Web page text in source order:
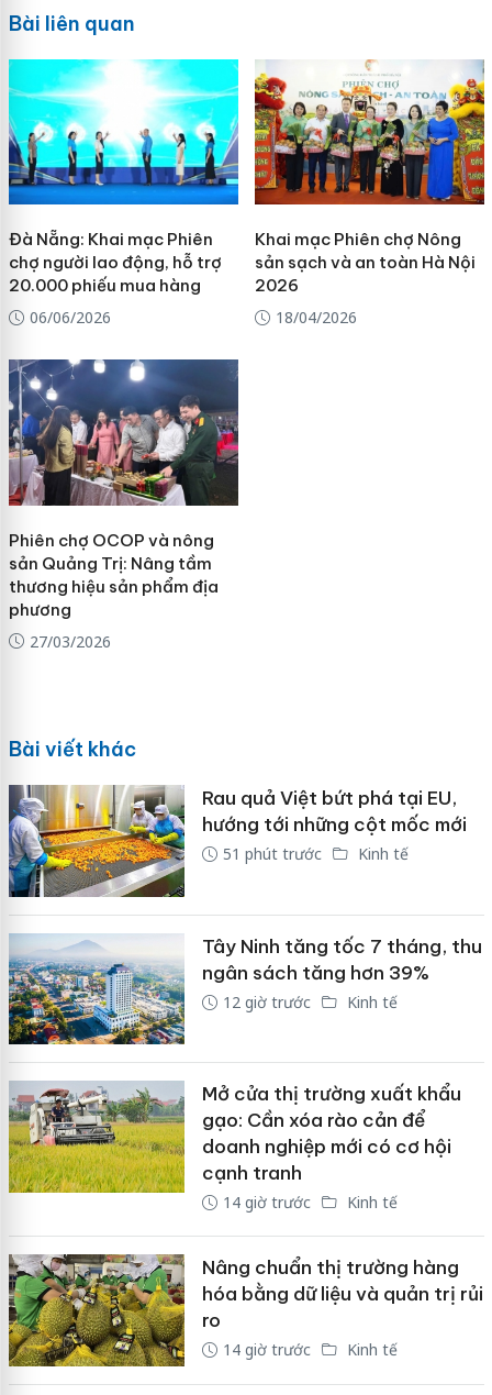
Bài liên quan
Đà Nẵng: Khai mạc Phiên
chợ người lao động, hỗ trợ
20.000 phiếu mua hàng
06/06/2026
Khai mạc Phiên chợ Nông
sản sạch và an toàn Hà Nội
2026
18/04/2026
Phiên chợ OCOP và nông
sản Quảng Trị: Nâng tầm
thương hiệu sản phẩm địa
phương
27/03/2026
Bài viết khác
Rau quả Việt bứt phá tại EU,
hướng tới những cột mốc mới
51 phút trước Kinh tế
Tây Ninh tăng tốc 7 tháng, thu
ngân sách tăng hơn 39%
12 giờ trước Kinh tế
Mở cửa thị trường xuất khẩu
gạo: Cần xóa rào cản để
doanh nghiệp mới có cơ hội
cạnh tranh
14 giờ trước Kinh tế
Nâng chuẩn thị trường hàng
hóa bằng dữ liệu và quản trị rủi
ro
14 giờ trước Kinh tế